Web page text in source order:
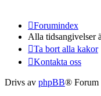
Forumindex
Alla tidsangivelser
Ta bort alla kakor
Kontakta oss
Drivs av phpBB® Forum